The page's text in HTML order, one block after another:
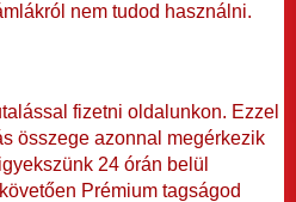
nem tudod használni.
fizetni oldalunkon. Ezzel
összege azonnal megérkezik
24 órán belül
Prémium tagságod